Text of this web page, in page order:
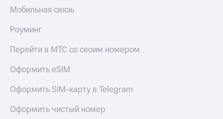
Мобильная связь
Роуминг
Перейти в МТС со своим номером
Оформить eSIM
Оформить SIM-карту в Telegram
Оформить чистый номер